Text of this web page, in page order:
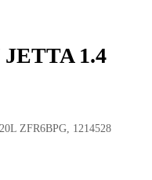
1.4
ZFR6BPG, 1214528